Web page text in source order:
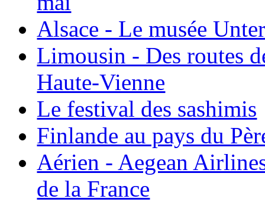
Alsace - Le musée
Limousin - Des routes
Haute-Vienne
Le festival des sashimis
Finlande au pays du
Aérien - Aegean
de la France